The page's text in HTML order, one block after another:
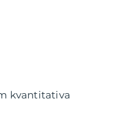
kvantitativa